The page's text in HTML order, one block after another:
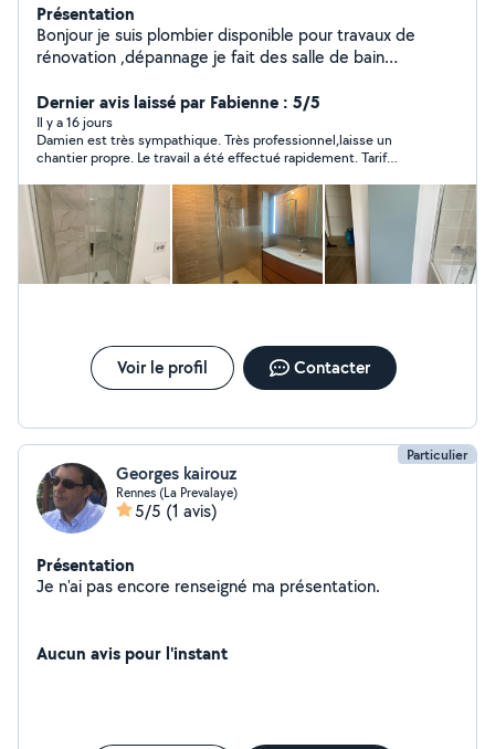
Présentation
Bonjour je suis plombier disponible pour travaux de
rénovation ,dépannage je fait des salle de bain
ci ça peut vous donner des idées .
Dernier avis laissé par Fabienne : 5/5
Il y a 16 jours
Damien est très sympathique. Très professionnel,laisse un
chantier propre. Le travail a été effectué rapidement. Tarif
Fabienne et Pascal
Voir le profil Contacter
Particulier
Georges kairouz
Rennes (La Prevalaye)
5/5 (1 avis)
Présentation
Je n'ai pas encore renseigné ma présentation.
Aucun avis pour l'instant